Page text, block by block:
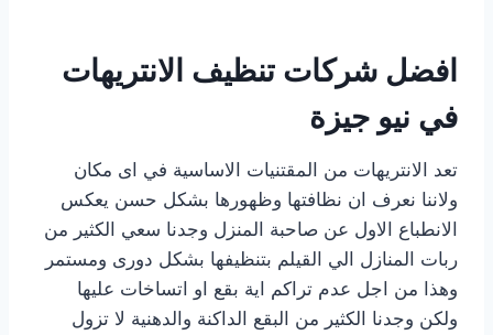
افضل شركات تنظيف الانتريهات
في نيو جيزة
تعد الانتريهات من المقتنيات الاساسية في اى مكان
ولاننا نعرف ان نظافتها وظهورها بشكل حسن يعكس
الانطباع الاول عن صاحبة المنزل وجدنا سعي الكثير من
ربات المنازل الي القيلم بتنظيفها بشكل دورى ومستمر
وهذا من اجل عدم تراكم اية بقع او اتساخات عليها
ولكن وجدنا الكثير من البقع الداكنة والدهنية لا تزول